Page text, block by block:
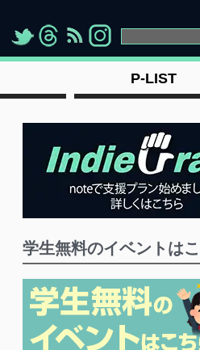
"> "> "> " >
P-LIST
学生無料のイベントは